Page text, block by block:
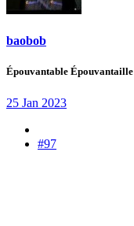
baobob
Épouvantable Épouvantaille
25 Jan 2023
#97